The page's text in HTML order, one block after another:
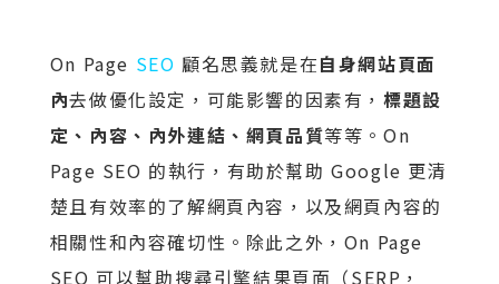
On Page SEO 顧名思義就是在自身網站頁面
內去做優化設定，可能影響的因素有，標題設
定、內容、內外連結、網頁品質等等。On
Page SEO 的執行，有助於幫助 Google 更清
楚且有效率的了解網頁內容，以及網頁內容的
相關性和內容確切性。除此之外，On Page
SEO 可以幫助搜尋引擎結果頁面（SERP，